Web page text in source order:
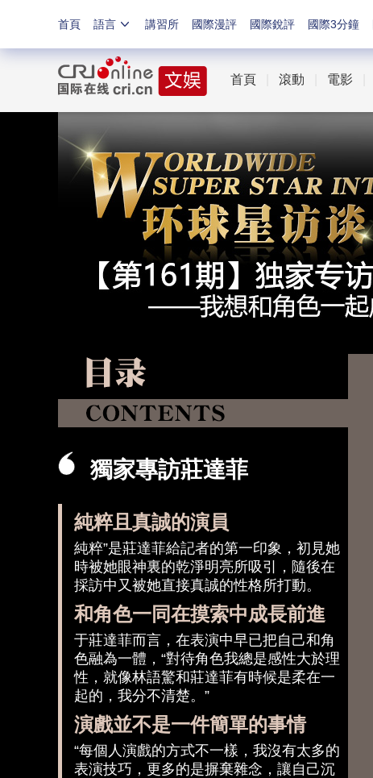
首頁 語言 講習所 國際漫評 國際銳評 國際3分鐘
首頁 滾動 電影
獨家專訪莊達菲
純粹且真誠的演員
純粹”是莊達菲給記者的第一印象，初見她
時被她眼神裏的乾淨明亮所吸引，隨後在
採訪中又被她直接真誠的性格所打動。
和角色一同在摸索中成長前進
于莊達菲而言，在表演中早已把自己和角
色融為一體，“對待角色我總是感性大於理
性，就像林語驚和莊達菲有時候是柔在一
起的，我分不清楚。”
演戲並不是一件簡單的事情
“每個人演戲的方式不一樣，我沒有太多的
表演技巧，更多的是摒棄雜念，讓自己沉